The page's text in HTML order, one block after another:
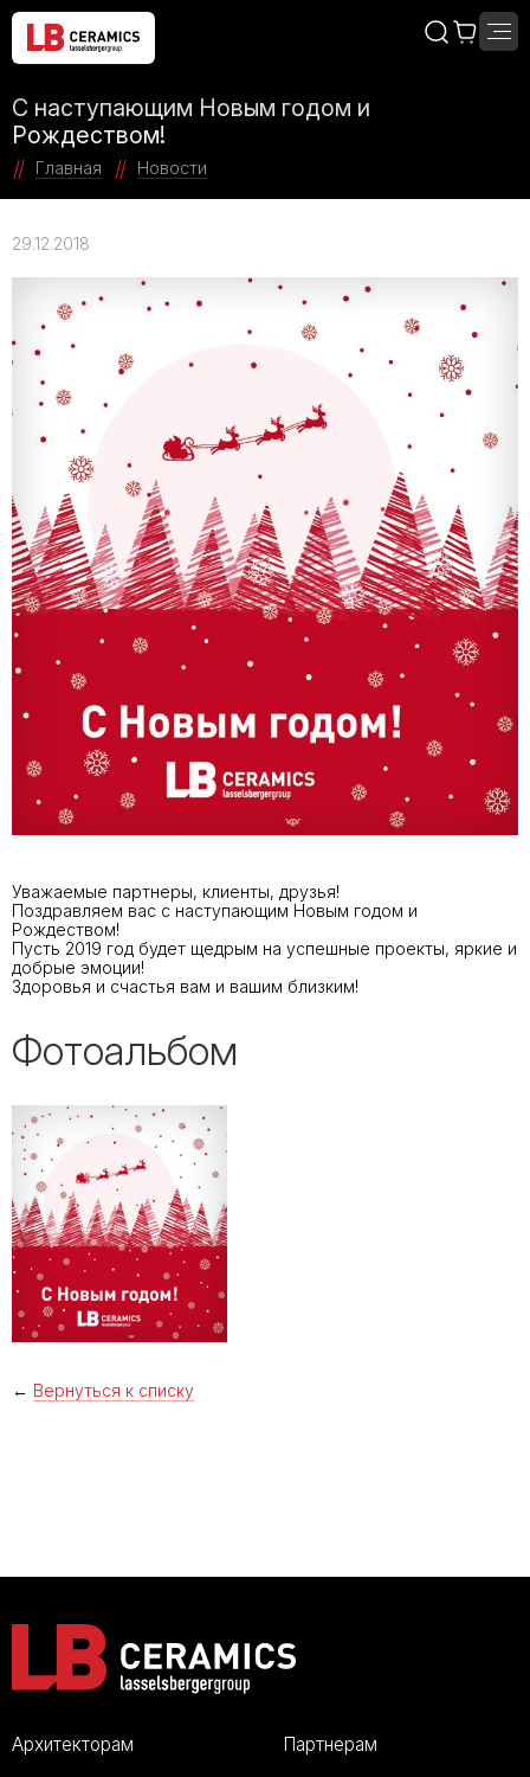
С наступающим Новым годом и
Рождеством!
Главная Новости
29.12.2018
Уважаемые партнеры, клиенты, друзья!
Поздравляем вас с наступающим Новым годом и
Рождеством!
Пусть 2019 год будет щедрым на успешные проекты, яркие и
добрые эмоции!
Здоровья и счастья вам и вашим близким!
Фотоальбом
← Вернуться к списку
Архитекторам Партнерам